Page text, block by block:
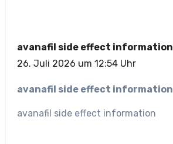
avanafil side effect information
26. Juli 2026 um 12:54 Uhr
avanafil side effect information
avanafil side effect information